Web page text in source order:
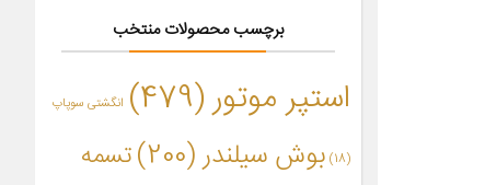
برچسب محصولات منتخب
استپر موتور(479) انگشتی سوپاپ
(18) بوش سیلندر (200)
تسمه